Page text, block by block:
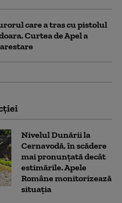
care a tras cu pistolul
Curtea de Apel a
Nivelul Dunării la
Cernavodă, în scădere
mai pronunțată decât
estimările. Apele
Române monitorizează
situația